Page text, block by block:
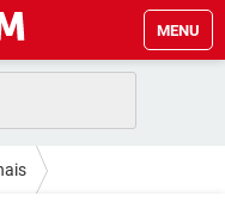
MENU